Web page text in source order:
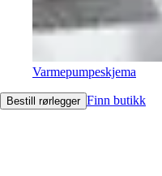
Varmepumpeskjema
Bestill rørlegger Finn butikk